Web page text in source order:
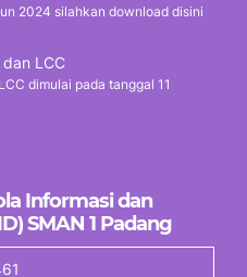
2024 silahkan download disini
LCC
dimulai pada tanggal 11
Informasi dan
SMAN 1 Padang